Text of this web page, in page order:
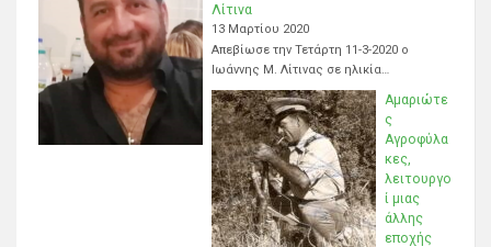
Λίτινα
13 Μαρτίου 2020
Απεβίωσε την Τετάρτη 11-3-2020 ο
Ιωάννης Μ. Λίτινας σε ηλικία…
Αμαριώτε
ς
Αγροφύλα
κες,
λειτουργο
ί μιας
άλλης
εποχής